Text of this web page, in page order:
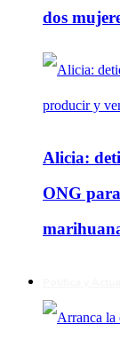
dos
Alicia:
ONG